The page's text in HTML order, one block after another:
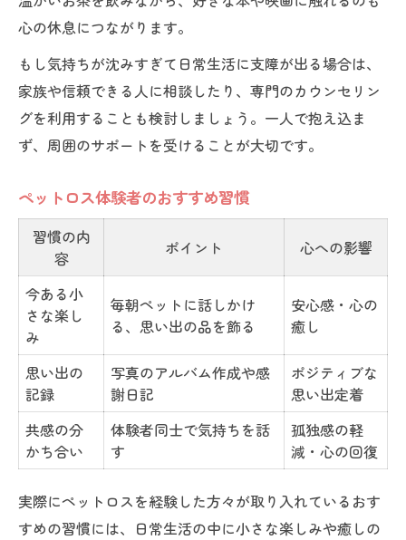
心の休息につながります。
もし気持ちが沈みすぎて日常生活に支障が出る場合は、
家族や信頼できる人に相談したり、専門のカウンセリン
グを利用することも検討しましょう。一人で抱え込ま
ず、周囲のサポートを受けることが大切です。
ペットロス体験者のおすすめ習慣
習慣の内
容
ポイント 心への影響
今ある小
さな楽し
み
毎朝ペットに話しかけ
る、思い出の品を飾る
安心感・心の
癒し
思い出の
記録
写真のアルバム作成や感
謝日記
ポジティブな
思い出定着
共感の分
かち合い
体験者同士で気持ちを話
す
孤独感の軽
減・心の回復
実際にペットロスを経験した方々が取り入れているおす
すめの習慣には、日常生活の中に小さな楽しみや癒しの